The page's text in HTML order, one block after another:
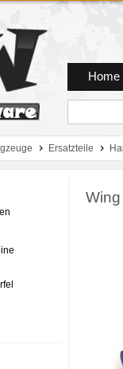
Home
Ersatzteile